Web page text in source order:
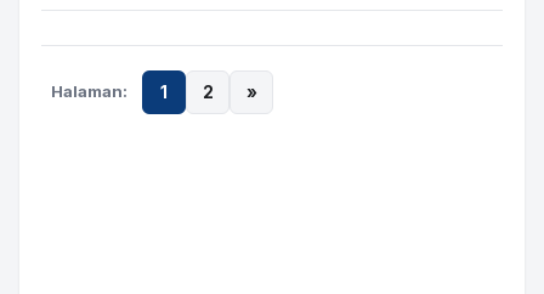
Halaman: 1 2 »